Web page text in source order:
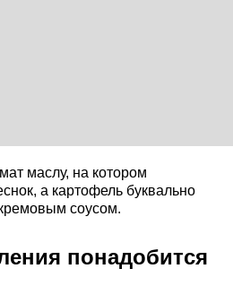
маслу, на котором
а картофель буквально
соусом.
понадобится